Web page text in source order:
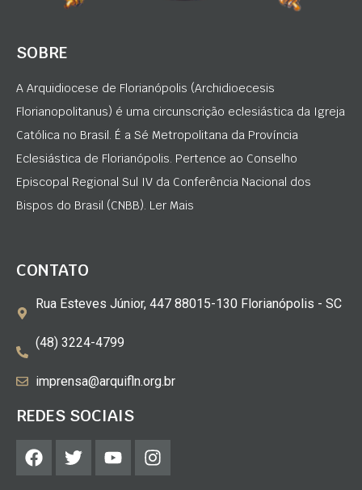
SOBRE
A Arquidiocese de Florianópolis (Archidioecesis
Florianopolitanus) é uma circunscrição eclesiástica da Igreja
Católica no Brasil. É a Sé Metropolitana da Província
Eclesiástica de Florianópolis. Pertence ao Conselho
Episcopal Regional Sul IV da Conferência Nacional dos
Bispos do Brasil (CNBB). Ler Mais
CONTATO
Rua Esteves Júnior, 447 88015-130 Florianópolis - SC
(48) 3224-4799
imprensa@arquifln.org.br
REDES SOCIAIS